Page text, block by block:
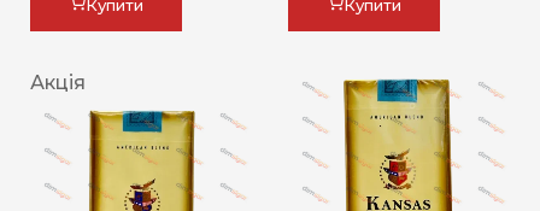
Купити Купити
Акція